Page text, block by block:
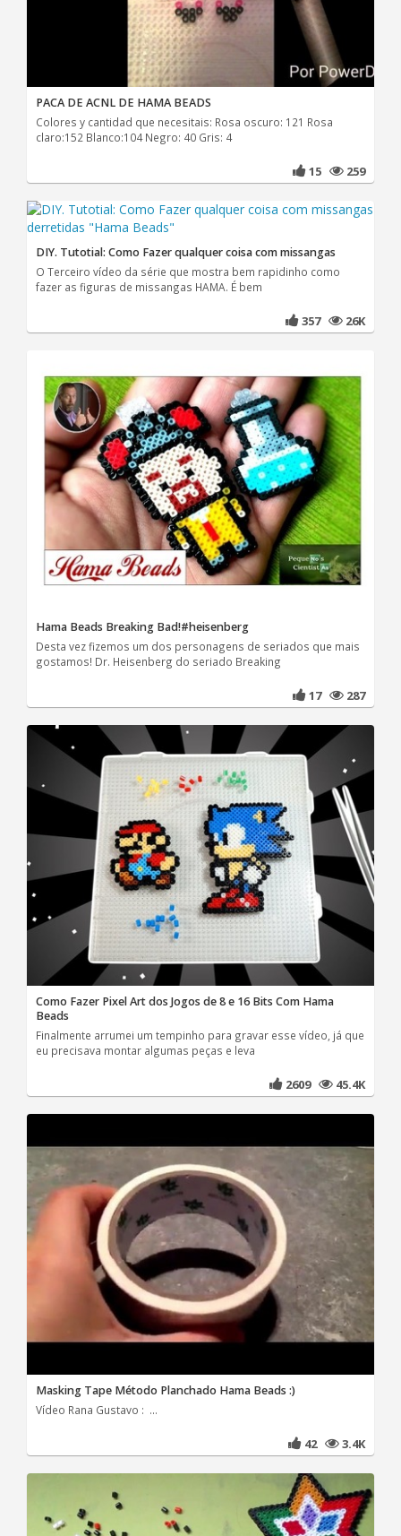
PACA DE ACNL DE HAMA BEADS
Colores y cantidad que necesitais: Rosa oscuro: 121 Rosa
claro:152 Blanco:104 Negro: 40 Gris: 4
15 259
DIY. Tutotial: Como Fazer qualquer coisa com missangas
O Terceiro vídeo da série que mostra bem rapidinho como
fazer as figuras de missangas HAMA. É bem
357 26K
Hama Beads Breaking Bad!#heisenberg
Desta vez fizemos um dos personagens de seriados que mais
gostamos! Dr. Heisenberg do seriado Breaking
17 287
Como Fazer Pixel Art dos Jogos de 8 e 16 Bits Com Hama
Beads
Finalmente arrumei um tempinho para gravar esse vídeo, já que
eu precisava montar algumas peças e leva
2609 45.4K
Masking Tape Método Planchado Hama Beads :)
Vídeo Rana Gustavo : ...
42 3.4K